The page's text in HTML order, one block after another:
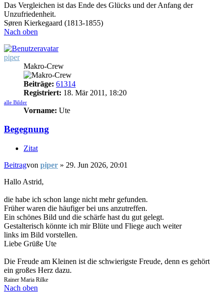
Das Vergleichen ist das Ende des Glücks und der Anfang der
Unzufriedenheit.
Søren Kierkegaard (1813-1855)
Nach oben
piper
Makro-Crew
Beiträge: 61314
Registriert: 18. Mär 2011, 18:20
alle Bilder
Vorname: Ute
Begegnung
Zitat
Beitragvon piper » 29. Jun 2026, 20:01
Hallo Astrid,
die habe ich schon lange nicht mehr gefunden.
Früher waren die häufiger bei uns anzutreffen.
Ein schönes Bild und die schärfe hast du gut gelegt.
Gestalterisch könnte ich mir Blüte und Fliege auch weiter
links im Bild vorstellen.
Liebe Grüße Ute
Die Freude am Kleinen ist die schwierigste Freude, denn es gehört
ein großes Herz dazu.
Rainer Maria Rilke
Nach oben